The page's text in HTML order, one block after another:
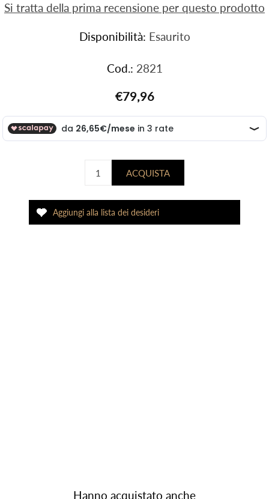
Si tratta della prima recensione per questo prodotto
Disponibilità: Esaurito
Cod.: 2821
€79,96
Hanno acquistato anche